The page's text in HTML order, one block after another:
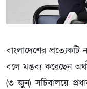
বাংলাদেশের
বলে মন্তব্য করেছেন
(৩ জুন) সচিবালয়ে